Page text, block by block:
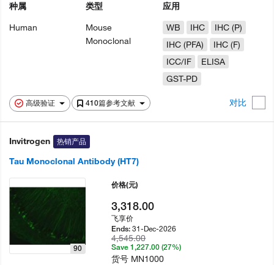
高级验证 410篇参考文献 对比
种属
Human
类型
Mouse
Monoclonal
应用
WB
IHC
IHC (P)
IHC (PFA)
IHC (F)
ICC/IF
ELISA
GST-PD
Invitrogen 热销产品
Tau Monoclonal Antibody (HT7)
90
价格(元)
3,318.00
飞享价
Ends:31-Dec-2026
4,545.00
Save 1,227.00 (27%)
货号 MN1000